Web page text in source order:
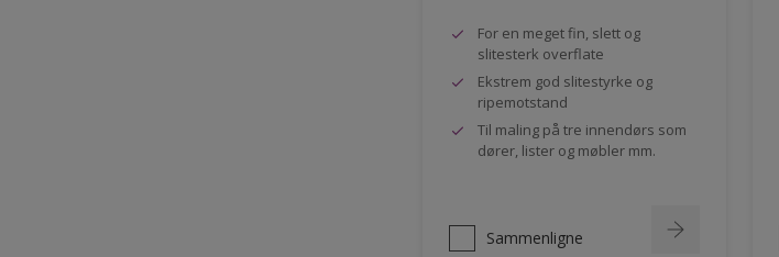
For en meget fin, slett og
slitesterk overflate
Ekstrem god slitestyrke og
ripemotstand
Til maling på tre innendørs som
dører, lister og møbler mm.
Sammenligne